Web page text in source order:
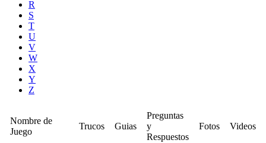
R
S
T
U
V
W
X
Y
Z
Nombre de
Juego
Trucos Guias
Preguntas
y
Respuestos
Fotos Videos